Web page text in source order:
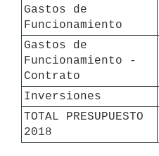
Gastos de
Funcionamiento
Gastos de
Funcionamiento -
Contrato
Inversiones
TOTAL PRESUPUESTO
2018